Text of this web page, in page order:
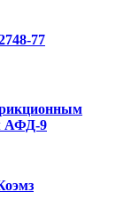
77
АФД-9